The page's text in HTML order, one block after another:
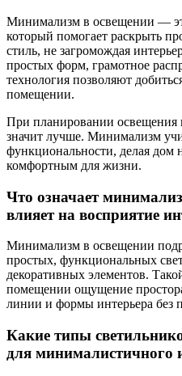
Минимализм в освещении —
который помогает раскрыть
стиль, не загромождая
простых форм, грамотное
технология позволяют
помещении.
При планировании
значит лучше. Минимализм
функциональности, делая дом
комфортным для жизни.
Что означает
влияет на восприятие
Минимализм в освещении
простых, функциональных
декоративных элементов.
помещении ощущение
линии и формы интерьера без
Какие типы
для минималистичного